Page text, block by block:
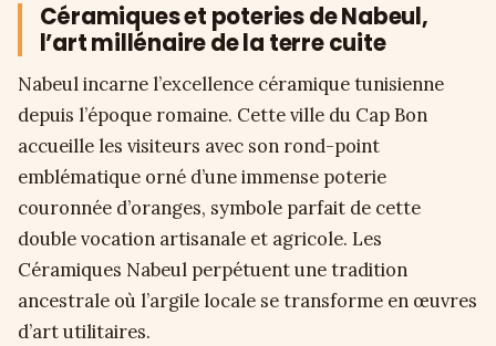
Céramiques et poteries de Nabeul,
l’art millénaire de la terre cuite
Nabeul incarne l’excellence céramique tunisienne
depuis l’époque romaine. Cette ville du Cap Bon
accueille les visiteurs avec son rond-point
emblématique orné d’une immense poterie
couronnée d’oranges, symbole parfait de cette
double vocation artisanale et agricole. Les
Céramiques Nabeul perpétuent une tradition
ancestrale où l’argile locale se transforme en œuvres
d’art utilitaires.